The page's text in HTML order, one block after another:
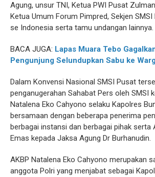
Agung, unsur TNI, Ketua PWI Pusat
Ketua Umum Forum Pimpred, Sekjen SMSI
se Indonesia serta tamu undangan lainnya.
BACA JUGA: Lapas Muara Tebo
Pengunjung Selundupkan Sabu ke
Dalam Konvensi Nasional SMSI Pusat
penganugerahan Sahabat Pers oleh SMSI
Natalena Eko Cahyono selaku Kapolres
bersamaan dengan beberapa penerima
berbagai instansi dan berbagai pihak serta
Emas kepada Jaksa Agung Dr Burhanudin.
AKBP Natalena Eko Cahyono merupakan
anggota Polri yang menjabat sebagai